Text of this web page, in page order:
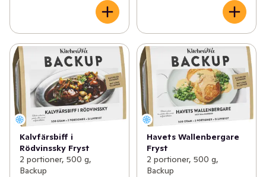
Kalvfärsbiff i
Rödvinssky Fryst
2 portioner, 500 g,
Backup
Havets Wallenbergare
Fryst
2 portioner, 500 g,
Backup